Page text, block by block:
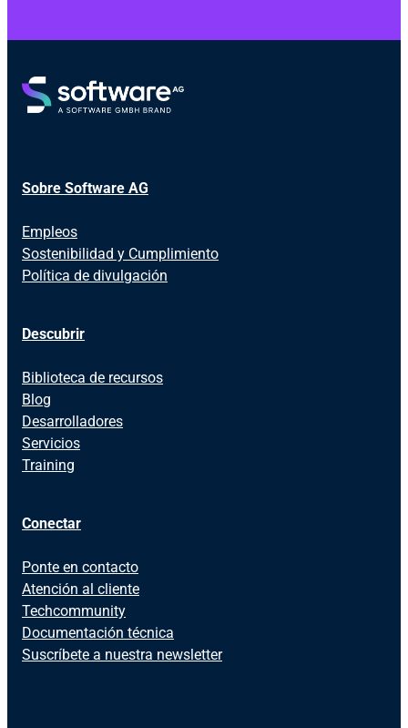
Sobre Software AG
Empleos
Sostenibilidad y Cumplimiento
Política de divulgación
Descubrir
Biblioteca de recursos
Blog
Desarrolladores
Servicios
Training
Conectar
Ponte en contacto
Atención al cliente
Techcommunity
Documentación técnica
Suscríbete a nuestra newsletter